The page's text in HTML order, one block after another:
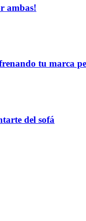
ambas!
tu marca
del sofá